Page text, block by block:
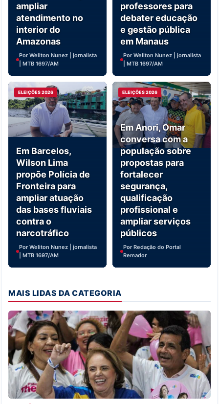
ampliar
atendimento no
interior do
Amazonas
Por Weliton Nunez | jornalista
| MTB 1697/AM
professores para
debater educação
e gestão pública
em Manaus
Por Weliton Nunez | jornalista
| MTB 1697/AM
ELEIÇÕES 2026
Em Barcelos,
Wilson Lima
propõe Polícia de
Fronteira para
ampliar atuação
das bases fluviais
contra o
narcotráfico
Por Weliton Nunez | jornalista
| MTB 1697/AM
ELEIÇÕES 2026
Em Anori, Omar
conversa com a
população sobre
propostas para
fortalecer
segurança,
qualificação
profissional e
ampliar serviços
públicos
Por Redação do Portal
Remador
MAIS LIDAS DA CATEGORIA